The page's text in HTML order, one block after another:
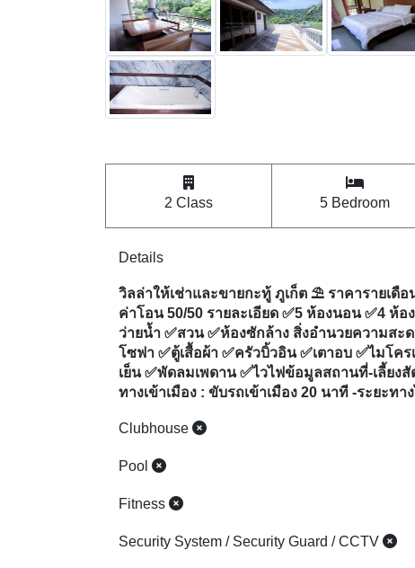
2 Class 5 Bedroom
Details
วิลล่าให้เช่าและขายกะทู้ ภูเก็ต ⛱ ราคารายเดื
ค่าโอน 50/50 รายละเอียด ✅5 ห้องนอน ✅4 ห้อ
ว่ายน้ำ ✅สวน ✅ห้องซักล้าง สิ่งอำนวยความสะ
โซฟา ✅ตู้เสื้อผ้า ✅ครัวบิ้วอิน ✅เตาอบ ✅ไมโค
เย็น ✅พัดลมเพดาน ✅ไวไฟข้อมูลสถานที่-เลี้ย
ทางเข้าเมือง : ขับรถเข้าเมือง 20 นาที -ระยะท
Clubhouse
Pool
Fitness
Security System / Security Guard / CCTV